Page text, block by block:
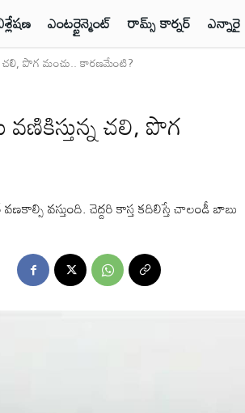
ఎంటర్టైన్మెంట్ రామ్స్ కార్నర్ ఎన్నారై
చలి, పొగ మంచు.. కారణమేంటి?
వణికిస్తున్న చలి, పొగ
వస్తుంది. చెద్దరి కాస్త కదిలిస్తే చాలండీ బాబు